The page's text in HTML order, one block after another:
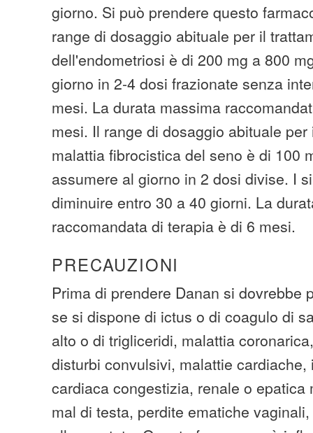
giorno. Si può prendere questo
range di dosaggio abituale per il
dell'endometriosi è di 200 mg a 800
giorno in 2-4 dosi frazionate senza
mesi. La durata massima
mesi. Il range di dosaggio abituale
malattia fibrocistica del seno è di 100
assumere al giorno in 2 dosi divise. I
diminuire entro 30 a 40 giorni. La
raccomandata di terapia è di 6 mesi.
PRECAUZIONI
Prima di prendere Danan si dovrebbe
se si dispone di ictus o di coagulo di
alto o di trigliceridi, malattia
disturbi convulsivi, malattie cardiache,
cardiaca congestizia, renale o epatica
mal di testa, perdite ematiche